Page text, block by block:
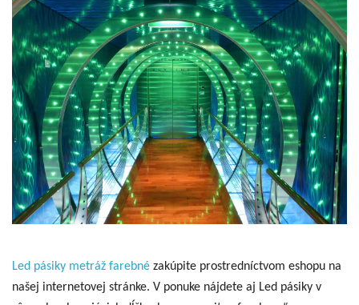
Led pásiky metráž farebné zakúpite prostredníctvom eshopu na
našej internetovej stránke. V ponuke nájdete aj Led pásiky v